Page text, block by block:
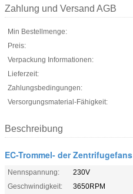
Zahlung und Versand AGB
Min Bestellmenge:
Preis:
Verpackung Informationen:
Lieferzeit:
Zahlungsbedingungen:
Versorgungsmaterial-Fähigkeit:
Beschreibung
EC-Trommel- der Zentrifugefans
Nennspannung:
230V
Geschwindigkeit:
3650RPM